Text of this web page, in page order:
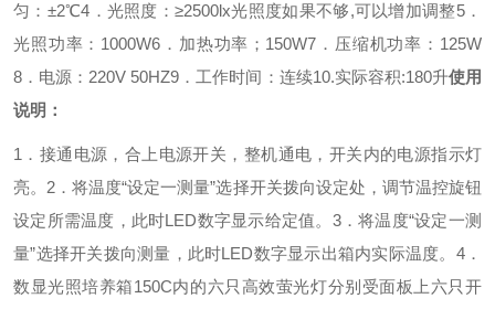
匀：±2℃4．光照度：≥2500lx光照度如果不够,可以增加调整5．
光照功率：1000W6．加热功率；150W7．压缩机功率：125W
8．电源：220V 50HZ9．工作时间：连续10.实际容积:180升使用
说明：
1．接通电源，合上电源开关，整机通电，开关内的电源指示灯
亮。 2．将温度“设定一测量”选择开关拨向设定处，调节温控旋钮
设定所需温度，此时LED数字显示给定值。 3．将温度“设定一测
量”选择开关拨向测量，此时LED数字显示出箱内实际温度。 4．
数显光照培养箱150C内的六只高效萤光灯分别受面板上六只开